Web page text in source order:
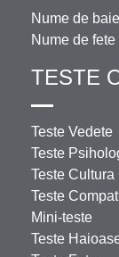
Nume de
Nume de fete
TESTE
Teste Vedete
Teste
Teste Cultura
Teste
Mini-teste
Teste